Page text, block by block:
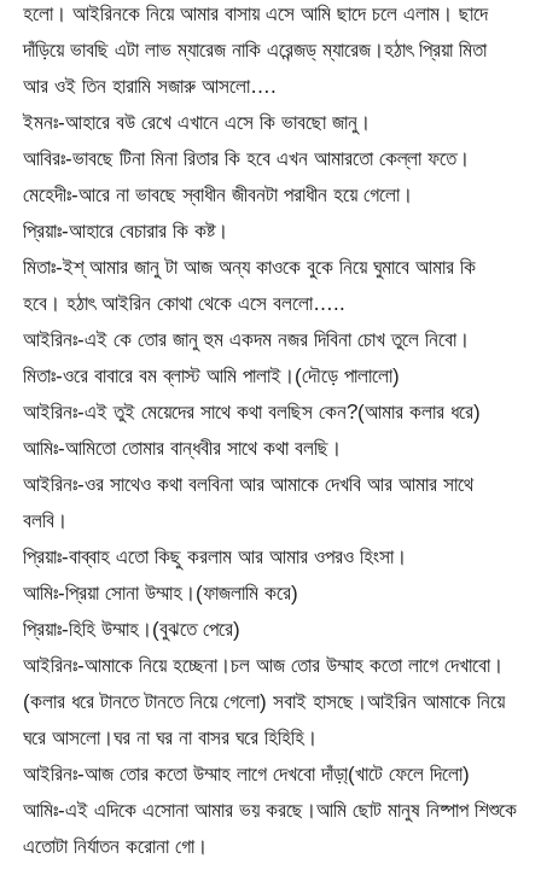
হলো। আইরিনকে নিয়ে আমার বাসায় এসে আমি ছাদে চলে এলাম। ছাদে
দাঁড়িয়ে ভাবছি এটা লাভ ম্যারেজ নাকি এরেন্জড্ ম্যারেজ।হঠাৎ প্রিয়া মিতা
আর ওই তিন হারামি সজারু আসলো….
ইমনঃ-আহারে বউ রেখে এখানে এসে কি ভাবছো জানু।
আবিরঃ-ভাবছে টিনা মিনা রিতার কি হবে এখন আমারতো কেল্লা ফতে।
মেহেদীঃ-আরে না ভাবছে স্বাধীন জীবনটা পরাধীন হয়ে গেলো।
প্রিয়াঃ-আহারে বেচারার কি কষ্ট।
মিতাঃ-ইশ্ আমার জানু টা আজ অন্য কাওকে বুকে নিয়ে ঘুমাবে আমার কি
হবে। হঠাৎ আইরিন কোথা থেকে এসে বললো…..
আইরিনঃ-এই কে তোর জানু হুম একদম নজর দিবিনা চোখ তুলে নিবো।
মিতাঃ-ওরে বাবারে বম ব্লাস্ট আমি পালাই।(দৌড়ে পালালো)
আইরিনঃ-এই তুই মেয়েদের সাথে কথা বলছিস কেন?(আমার কলার ধরে)
আমিঃ-আমিতো তোমার বান্ধবীর সাথে কথা বলছি।
আইরিনঃ-ওর সাথেও কথা বলবিনা আর আমাকে দেখবি আর আমার সাথে
বলবি।
প্রিয়াঃ-বাব্বাহ এতো কিছু করলাম আর আমার ওপরও হিংসা।
আমিঃ-প্রিয়া সোনা উম্মাহ।(ফাজলামি করে)
প্রিয়াঃ-হিহি উম্মাহ।(বুঝতে পেরে)
আইরিনঃ-আমাকে নিয়ে হচ্ছেনা।চল আজ তোর উম্মাহ কতো লাগে দেখাবো।
(কলার ধরে টানতে টানতে নিয়ে গেলো) সবাই হাসছে।আইরিন আমাকে নিয়ে
ঘরে আসলো।ঘর না ঘর না বাসর ঘরে হিহিহি।
আইরিনঃ-আজ তোর কতো উম্মাহ লাগে দেখবো দাঁড়া্(খাটে ফেলে দিলো)
আমিঃ-এই এদিকে এসোনা আমার ভয় করছে।আমি ছোট মানুষ নিষ্পাপ শিশুকে
এতোটা নির্যাতন করোনা গো।